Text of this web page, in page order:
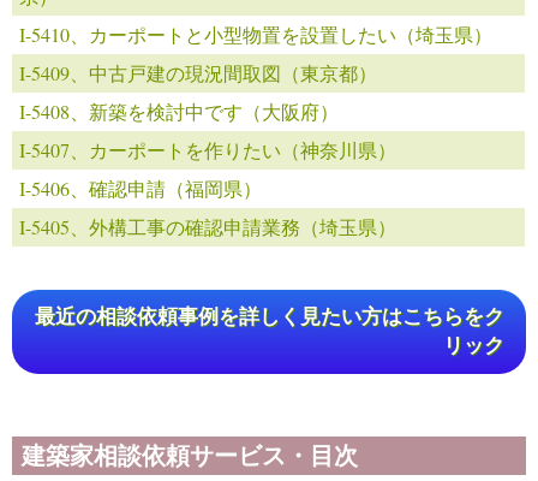
I-5410、カーポートと小型物置を設置したい（埼玉県）
I-5409、中古戸建の現況間取図（東京都）
I-5408、新築を検討中です（大阪府）
I-5407、カーポートを作りたい（神奈川県）
I-5406、確認申請（福岡県）
I-5405、外構工事の確認申請業務（埼玉県）
最近の相談依頼事例を詳しく見たい方はこちらをク
リック
建築家相談依頼サービス・目次